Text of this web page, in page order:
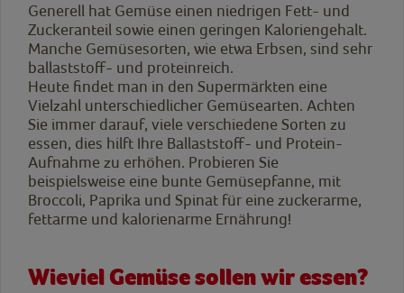
Generell hat Gemüse einen niedrigen Fett- und
Zuckeranteil sowie einen geringen Kaloriengehalt.
Manche Gemüsesorten, wie etwa Erbsen, sind sehr
ballaststoff- und proteinreich.
Heute findet man in den Supermärkten eine
Vielzahl unterschiedlicher Gemüsearten. Achten
Sie immer darauf, viele verschiedene Sorten zu
essen, dies hilft Ihre Ballaststoff- und Protein-
Aufnahme zu erhöhen. Probieren Sie
beispielsweise eine bunte Gemüsepfanne, mit
Broccoli, Paprika und Spinat für eine zuckerarme,
fettarme und kalorienarme Ernährung!
Wieviel Gemüse sollen wir essen?